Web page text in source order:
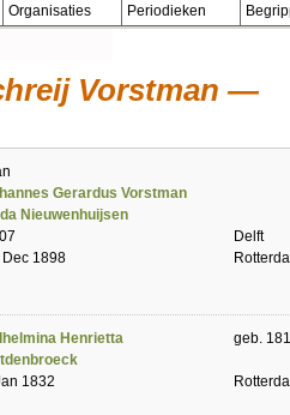
Organisaties Periodieken
Vorstman
Gerardus Vorstman
Nieuwenhuijsen
Delft
1898
Henrietta
geb.
1832